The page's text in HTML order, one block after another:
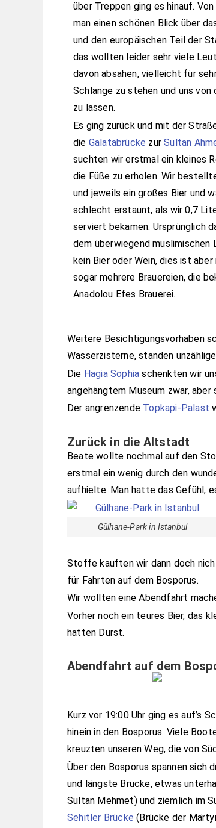
über Treppen ging es hinauf.
man einen schönen Blick über
und den europäischen Teil der
das wollten leider sehr viele
davon absahen, vielleicht für
Schlange zu stehen und uns von
zu lassen.
Es ging zurück und mit der
die Galatabrücke zurSultan
suchten wir erstmal ein kleines
die Füße zu erholen. Wir
und jeweils ein großes Bier und
schlecht erstaunt, als wir 0,7
serviert bekamen. Ursprünglich
dem überwiegend muslimischen
kein Bier oder Wein, dies ist
sogar mehrere Brauereien, die
Anadolou Efes Brauerei.
Weitere Besichtigungsvorhaben
Wasserzisterne, standen
Die Hagia Sophia schenkten wir
angehängtem Museum zwar,
Der angrenzende Topkapi-Palast
Zurück in die Altstadt
Beate wollte nochmal auf den
erstmal ein wenig durch den
aufhielte. Man hatte das Gefühl,
Gülhane-Park in Istanbul
Stoffe kauften wir dann doch
für Fahrten auf dem Bosporus.
Wir wollten eine Abendfahrt
Vorher noch ein teures Bier, das
hatten Durst.
Abendfahrt auf dem
Kurz vor 19:00 Uhr ging es auf’s
hinein in den Bosporus. Viele
kreuzten unseren Weg, die von
Über den Bosporus spannen sich
und längste Brücke, etwas
Sultan Mehmet) und ziemlich im
Sehitler Brücke (Brücke der